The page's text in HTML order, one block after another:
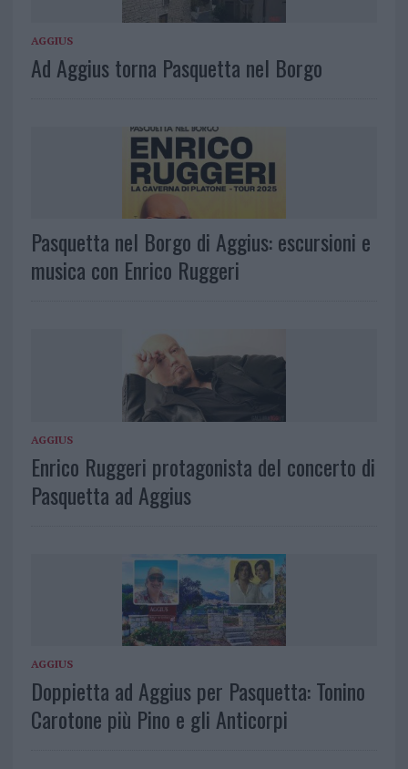
AGGIUS
Ad Aggius torna Pasquetta nel Borgo
Pasquetta nel Borgo di Aggius: escursioni e
musica con Enrico Ruggeri
AGGIUS
Enrico Ruggeri protagonista del concerto di
Pasquetta ad Aggius
AGGIUS
Doppietta ad Aggius per Pasquetta: Tonino
Carotone più Pino e gli Anticorpi